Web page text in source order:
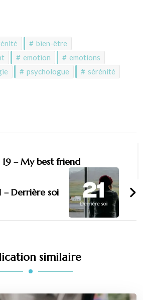
bien-être
emotion
emotions
psychologue
sérénité
19 – My best friend
– Derrière soi
similaire